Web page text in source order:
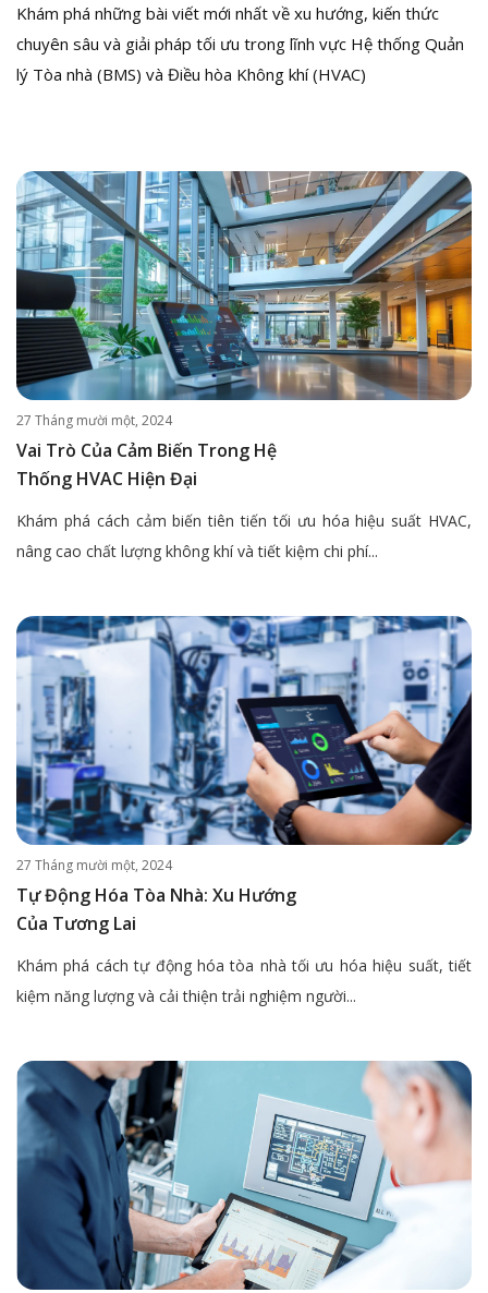
Khám phá những bài viết mới nhất về xu hướng, kiến thức
chuyên sâu và giải pháp tối ưu trong lĩnh vực Hệ thống Quản
lý Tòa nhà (BMS) và Điều hòa Không khí (HVAC)
27 Tháng mười một, 2024
Vai Trò Của Cảm Biến Trong Hệ
Thống HVAC Hiện Đại
Khám phá cách cảm biến tiên tiến tối ưu hóa hiệu suất HVAC,
nâng cao chất lượng không khí và tiết kiệm chi phí...
27 Tháng mười một, 2024
Tự Động Hóa Tòa Nhà: Xu Hướng
Của Tương Lai
Khám phá cách tự động hóa tòa nhà tối ưu hóa hiệu suất, tiết
kiệm năng lượng và cải thiện trải nghiệm người...